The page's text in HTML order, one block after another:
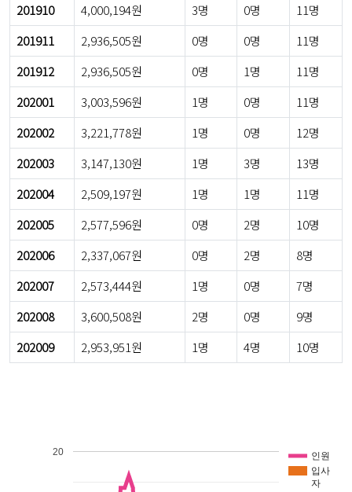
201910 4,000,194원 3명 0명
11명
201911
2,936,505원 0명 0명
11명
201912
2,936,505원 0명 1명
11명
202001
3,003,596원 1명 0명
11명
202002
3,221,778원 1명 0명
12명
202003
3,147,130원 1명 3명
13명
202004
2,509,197원 1명 1명
11명
202005
2,577,596원 0명 2명
10명
202006
2,337,067원 0명 2명
8명
202007
2,573,444원 1명 0명
7명
202008
3,600,508원 2명 0명
9명
202009
2,953,951원 1명 4명 10명
인원
입사
자
20